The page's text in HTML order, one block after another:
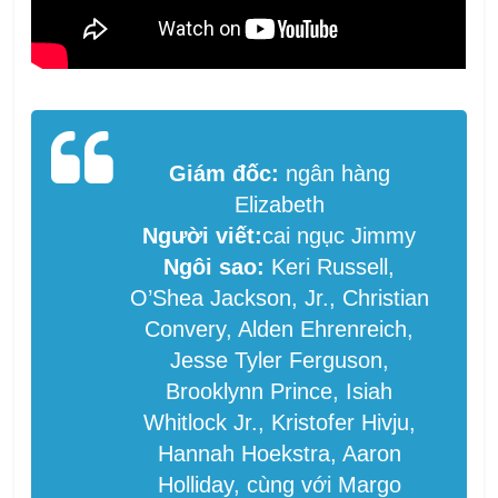
Giám đốc: ngân hàng
Elizabeth
Người viết:cai ngục Jimmy
Ngôi sao: Keri Russell,
O’Shea Jackson, Jr., Christian
Convery, Alden Ehrenreich,
Jesse Tyler Ferguson,
Brooklynn Prince, Isiah
Whitlock Jr., Kristofer Hivju,
Hannah Hoekstra, Aaron
Holliday, cùng với Margo